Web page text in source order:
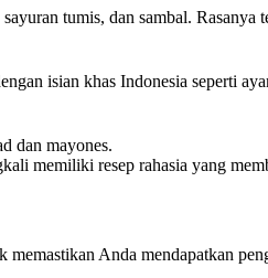
tumis, dan sambal. Rasanya
isian khas Indonesia seperti
dan mayones.
memiliki resep rahasia yang
Anda mendapatkan